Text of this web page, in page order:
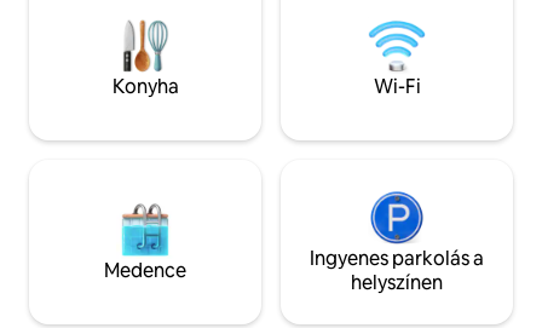
Dos Almas Casa
szeglet egy-egy
minden részlet a
minden ott-
Konyha Wi-Fi
Medence
Ingyenes parkolás a
helyszínen